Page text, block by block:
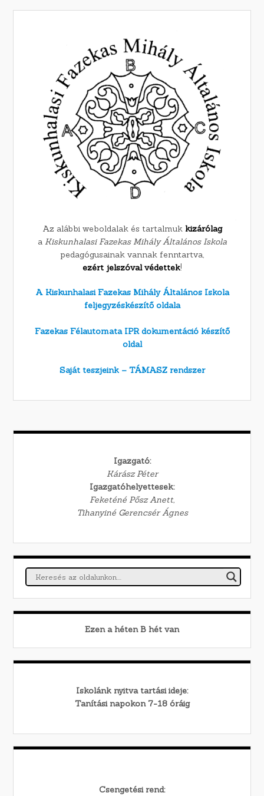
Az alábbi weboldalak és tartalmuk kizárólag
a Kiskunhalasi Fazekas Mihály Általános Iskola
pedagógusainak vannak fenntartva,
ezért jelszóval védettek!
A Kiskunhalasi Fazekas Mihály Általános Iskola
feljegyzéskészítő oldala
Fazekas Félautomata IPR dokumentáció készítő
oldal
Saját teszjeink – TÁMASZ rendszer
Igazgató:
Kárász Péter
Igazgatóhelyettesek:
Feketéné Pősz Anett,
Tihanyiné Gerencsér Ágnes
Ezen a héten B hét van
Iskolánk nyitva tartási ideje:
Tanítási napokon 7-18 óráig
Csengetési rend: